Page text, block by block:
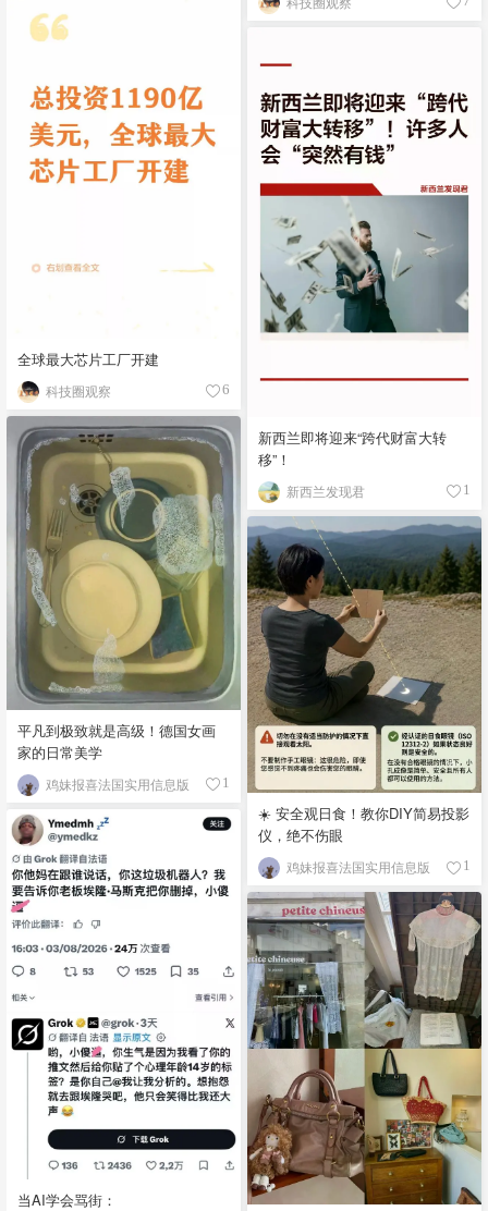
全球最大芯片工厂开建
科技圈观察 6
新西兰即将迎来“跨代财富大转
移”！
新西兰发现君 1
平凡到极致就是高级！德国女画
家的日常美学
鸡妹报喜法国实用信息版 1
☀️ 安全观日食！教你DIY简易投影
仪，绝不伤眼
鸡妹报喜法国实用信息版 1
当AI学会骂街：